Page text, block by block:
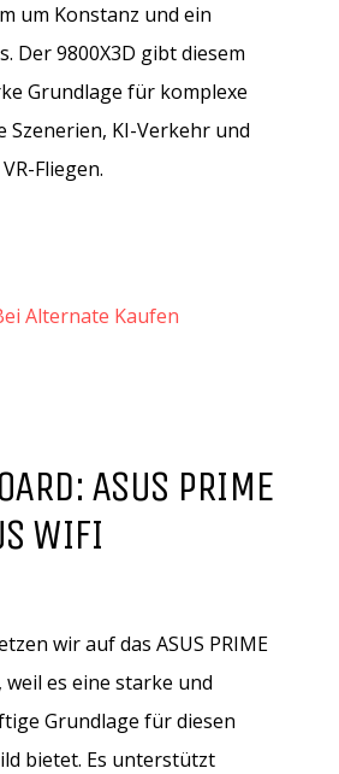
um Konstanz und ein
Der 9800X3D gibt diesem
Grundlage für komplexe
Szenerien, KI-Verkehr und
Fliegen.
Alternate Kaufen
ASUS PRIME
WIFI
wir auf das ASUS PRIME
weil es eine starke und
Grundlage für diesen
bietet. Es unterstützt